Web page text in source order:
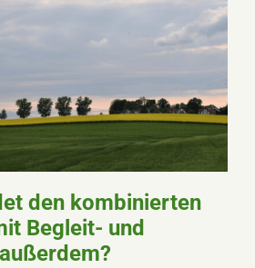
den kombinierten
Begleit- und